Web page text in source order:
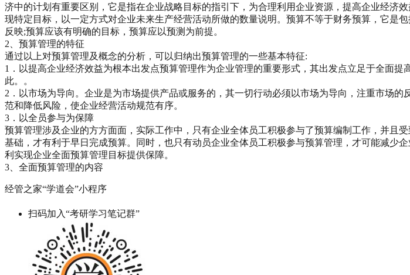
济中的计划有重要区别，它是指在企业战略目标的指引下，为合理利用企业资源，提高企业经济
现特定目标，以一定方式对企业未来生产经营活动所做的数量说明。预算不等于财务预算，它是
反映;预算应该有明确的目标，预算应以预测为前提。
2、预算管理的特征
通过以上对预算管理及概念的分析，可以归纳出预算管理的一些基本特征:
1．以提高企业经济效益为根本出发点预算管理作为企业管理的重要形式，其出发点立足于全面
此。。
2．以市场为导向。企业是为市场提供产品或服务的，其一切行动必须以市场为导向，注重市场
范和降低风险，使企业经营活动规范有序。
3．以全员参与为保障
预算管理涉及企业的方方面面，实际工作中，只有企业全体员工积极参与了预算编制工作，并且
基础，才有利于早日完成预算。同时，也只有动员企业全体员工积极参与预算管理，才可能减少
利实现企业全面预算管理目标提供保障。
3、全面预算管理的内容
经管之家“学道会”小程序
扫码加入“考研学习笔记群”